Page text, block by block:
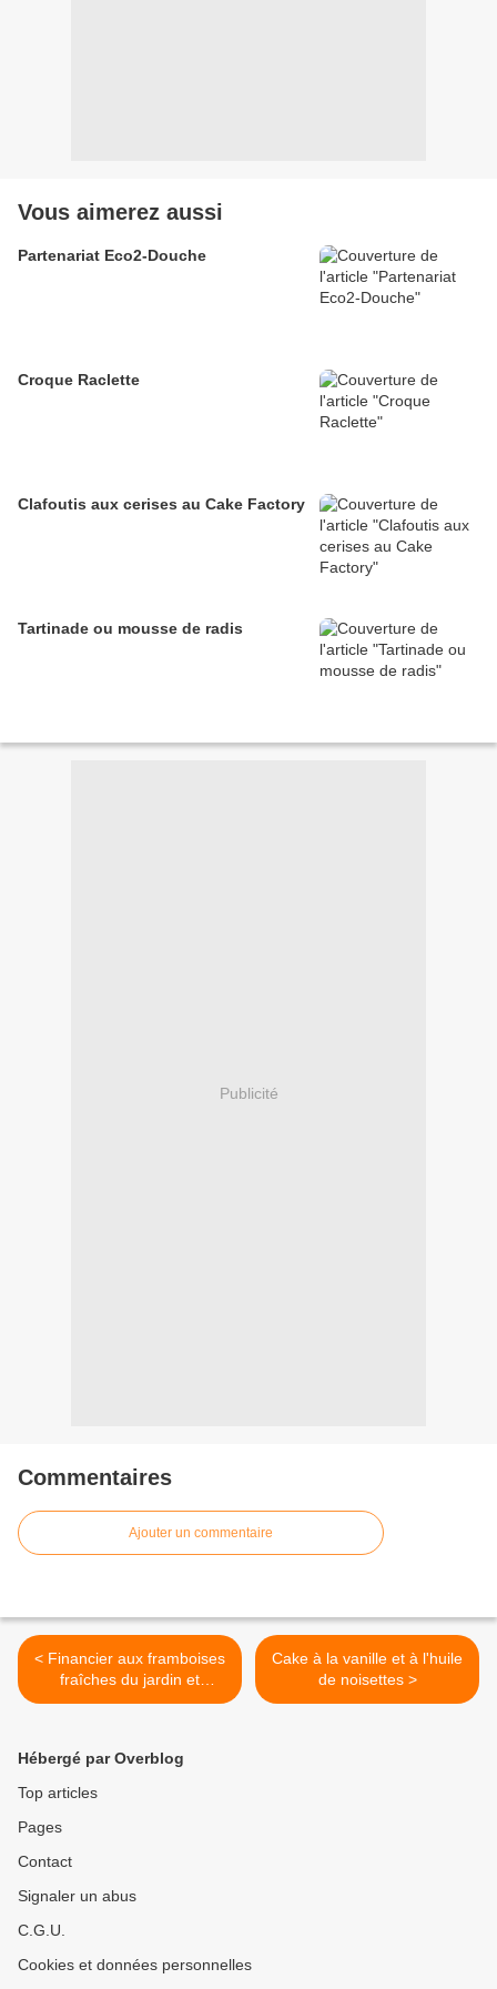
Vous aimerez aussi
Partenariat Eco2-Douche
Croque Raclette
Clafoutis aux cerises au Cake Factory
Tartinade ou mousse de radis
Publicité
Commentaires
Ajouter un commentaire
< Financier aux framboises
fraîches du jardin et
chocolat
Cake à la vanille et à l'huile
de noisettes >
Hébergé par Overblog
Top articles
Pages
Contact
Signaler un abus
C.G.U.
Cookies et données personnelles